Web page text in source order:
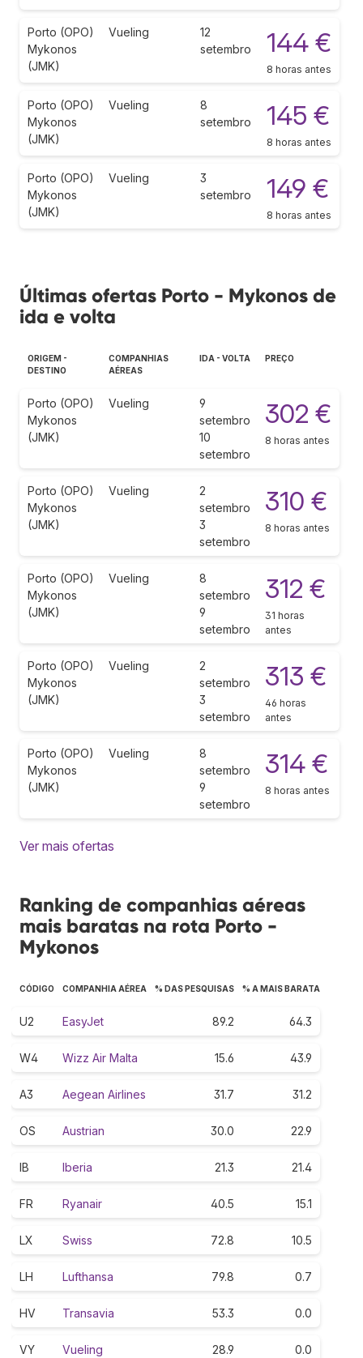
Porto (OPO)
Mykonos
(JMK)
Vueling
12
setembro
144 €
8 horas antes
Porto (OPO)
Mykonos
(JMK)
Vueling
8
setembro
145 €
8 horas antes
Porto (OPO)
Mykonos
(JMK)
Vueling
3
setembro
149 €
8 horas antes
Últimas ofertas Porto - Mykonos de
ida e volta
ORIGEM -
DESTINO
COMPANHIAS
AÉREAS
IDA - VOLTA PREÇO
Porto (OPO)
Mykonos
(JMK)
Vueling
9
setembro
10
setembro
302 €
8 horas antes
Porto (OPO)
Mykonos
(JMK)
Vueling
2
setembro
3
setembro
310 €
8 horas antes
Porto (OPO)
Mykonos
(JMK)
Vueling
8
setembro
9
setembro
312 €
31 horas
antes
Porto (OPO)
Mykonos
(JMK)
Vueling
2
setembro
3
setembro
313 €
46 horas
antes
Porto (OPO)
Mykonos
(JMK)
Vueling
8
setembro
9
setembro
314 €
8 horas antes
Ver mais ofertas
Ranking de companhias aéreas
mais baratas na rota Porto -
Mykonos
CÓDIGO COMPANHIA AÉREA % DAS PESQUISAS % A MAIS BARATA
U2 EasyJet 89.2 64.3
W4 Wizz Air Malta 15.6 43.9
A3 Aegean Airlines 31.7 31.2
OS Austrian 30.0 22.9
IB Iberia 21.3 21.4
FR Ryanair 40.5 15.1
LX Swiss 72.8 10.5
LH Lufthansa 79.8 0.7
HV Transavia 53.3 0.0
VY Vueling 28.9 0.0